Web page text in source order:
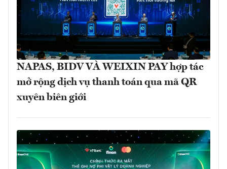
NAPAS, BIDV VÀ WEIXIN PAY hợp tác
mở rộng dịch vụ thanh toán qua mã QR
xuyên biên giới